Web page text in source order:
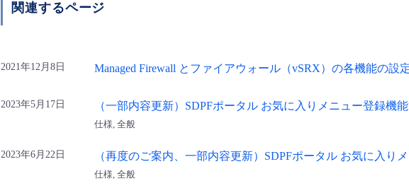
関連するページ
2021年12月8日 Managed Firewall とファイアウォール（vSRX）の各機能の設
2023年5月17日 （一部内容更新）SDPFポータル お気に入りメニュー登録機
仕様, 全般
2023年6月22日 （再度のご案内、一部内容更新）SDPFポータル お気に入り
仕様, 全般